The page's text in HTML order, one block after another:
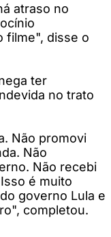
atraso no
filme", disse o
ter
no trato
Não promovi
Não
Não recebi
é muito
governo Lula e
completou.